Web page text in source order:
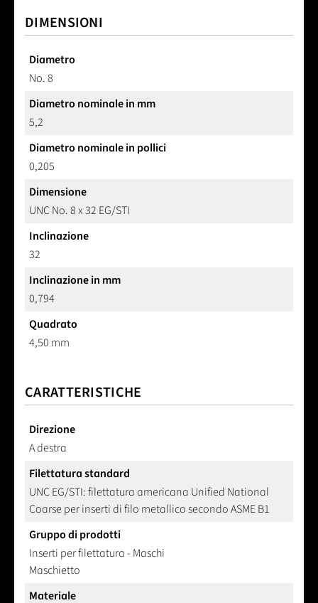
DIMENSIONI
Diametro
No. 8
Diametro nominale in mm
5,2
Diametro nominale in pollici
0,205
Dimensione
UNC No. 8 x 32 EG/STI
Inclinazione
32
Inclinazione in mm
0,794
Quadrato
4,50 mm
CARATTERISTICHE
Direzione
A destra
Filettatura standard
UNC EG/STI: filettatura americana Unified National
Coarse per inserti di filo metallico secondo ASME B1
Gruppo di prodotti
Inserti per filettatura - Maschi
Maschietto
Materiale